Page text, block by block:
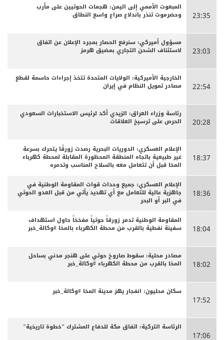
23:35
المبعوث الأممي إلى اليمن: هجمات الحوثيين على مأرب
وحضرموت تنذر باندلاع صراع واسع النطاق
23:03
مسؤول أميركي: سنرفع الحصار بمجرد الإعلان عن اتفاق
لاستئناف الشحن التجاري بمضيق هرمز
22:54
الخارجية الأميركية: الولايات المتحدة تتخذ إجراءات حاسمة لقطع
مصادر تمويل النظام في إيران
20:28
رئاسة وزراء العراق: الزيدي أكد لرئيس الاستخبارات السعودي
الحرص على ترسيخ العلاقات
18:37
الإعلام العسكري: الدوريات البحرية رصدت زورقًا يتحرك بسرعة
غير طبيعية باتجاه المنطقة المحظورة المقابلة لمحطة كهرباء
المخا قبل أن تتعامل معه بالسلاح المناسب وتدمره
18:36
الإعلام العسكري: جميع وحدات قوات المقاومة الوطنية في
جاهزية عالية للتعامل مع أي تهديد يأتي من قبل العدو الحوثي
في البر أو البحر
18:04
المقاومة الوطنية تدمر زورقاً حوثياً مفخخاً حاول استهداف
سفينة نفطية بالقرب من محطة الكهرباء بالمخا #وكالة_خبر
18:02
مصادر محلية: سقوط صاروخ حوثي على هنجر مدني بساحل
المخا بالقرب من محطة الكهرباء #وكالة_خبر
17:52
سكان محليون: انفجار يهز مدينة المخا #وكالة_خبر
17:06
الرئاسة التركية: اتفاق مكة للدفاع المشترك "خطوة تاريخية"